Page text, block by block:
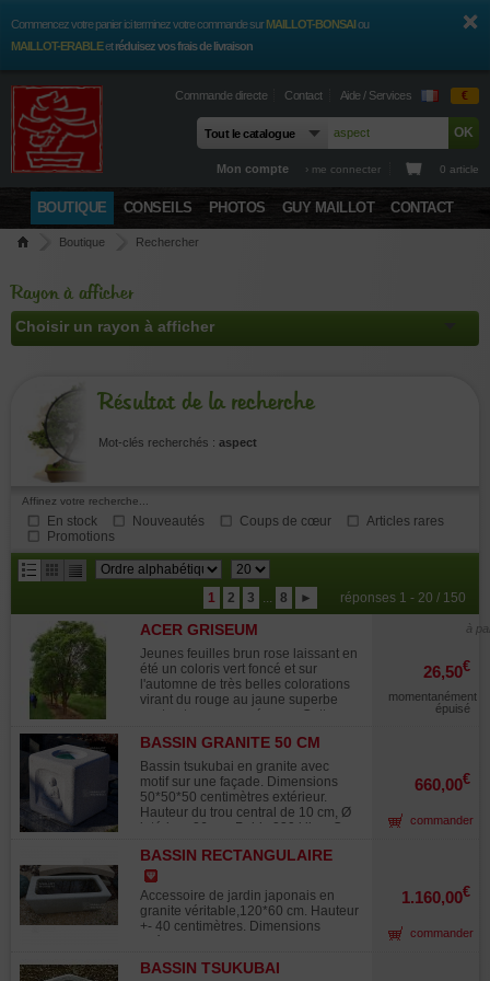
Commencez votre panier ici terminez votre commande surMAILLOT-BONSAIou
MAILLOT-ERABLEetréduisez vos frais de livraison
Commande directe Contact Aide / Services €
Mon compte › me connecter 0 article
BOUTIQUE CONSEILS PHOTOS GUY MAILLOT CONTACT
Boutique Rechercher
Rayon à afficher
Résultat de la recherche
Mot-clés recherchés : aspect
Affinez votre recherche...
En stock Nouveautés Coups de cœur
Articles rares
Promotions
résultats
par
page
1 2 3 ... 8 ► réponses 1 - 20 / 150
ACER GRISEUM
Jeunes feuilles brun rose laissant en
été un coloris vert foncé et sur
l'automne de très belles colorations
virant du rouge au jaune superbe
contraste avec son écorce. Cette
en plaque aspect splendide très
recherché des amateurs pour son
aspect brun cuivré brillant. D'ou son
nom commun érable cannelle.
Espèce très rustique a croissance
lente.
26,50€
à
momentanément
épuisé
BASSIN GRANITE 50 CM
SHINOBUTSU SHOZUBACHI
Bassin tsukubai en granite avec
motif sur une façade. Dimensions
50*50*50 centimètres extérieur.
Hauteur du trou central de 10 cm, Ø
intérieur 26 cm. Poids 230 kilos. Ce
retenant l'eau est un des éléments
composant le tsukubai il se nomme
shozubachi. Souvent surmonté d'un
bec verseur en bambou déversant
de l'eau qui ruisselle par
débordement dans un système
éléments de jardin (bassins,
660,00€
commander
BASSIN RECTANGULAIRE
GRANITE 11903
Accessoire de jardin japonais en
granite véritable,120*60 cm. Hauteur
+- 40 centimètres. Dimensions
jardin (bassins, lanternes en granite,
1.160,00€
commander
BASSIN TSUKUBAI